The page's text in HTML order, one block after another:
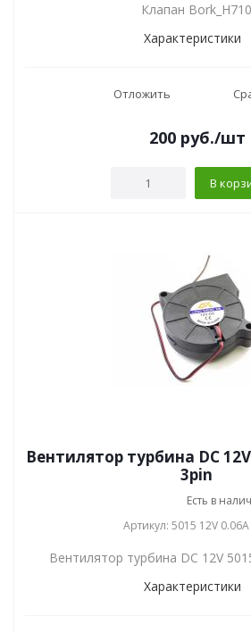
Клапан Bork_H710
Характеристики
Отложить
200руб./шт
В
Вентилятор турбина DC
3pin
Есть в
Артикул: 5015 12V 0.06A
Вентилятор турбина DC 12V
Характеристики